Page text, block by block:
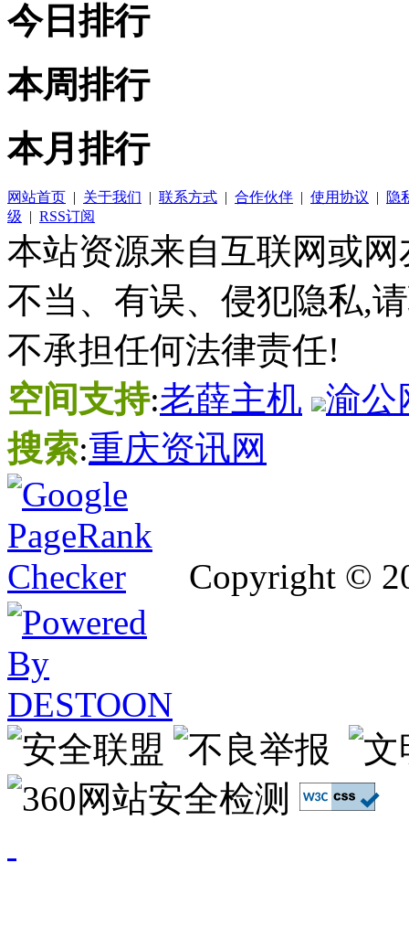
今日排行
本周排行
本月排行
网站首页 | 关于我们 | 联系方式 | 合作伙伴 | 使用协议 |
隐
级 | RSS订阅
本站资源来自互联网或
不当、有误、侵犯隐私,
不承担任何法律责任!
空间支持:老薛主机
渝公
搜索:重庆资讯网
Copyright ©